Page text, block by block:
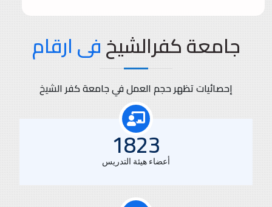
جامعة كفرالشيخفى ارقام
إحصائيات تظهر حجم العمل في جامعة كفر الشيخ
1823
أعضاء هيئة التدريس